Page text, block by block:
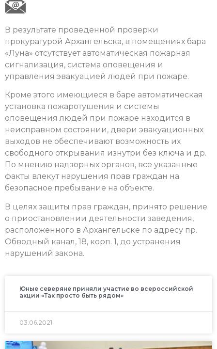
В результате проведенной проверки
прокуратурой Архангельска, в помещениях бара
«Луна» отсутствует автоматическая пожарная
сигнализация, система оповещения и
управления эвакуацией людей при пожаре.
Кроме этого имеющиеся в баре автоматическая
установка пожаротушения и системы
оповещения людей при пожаре находится в
неисправном состоянии, двери эвакуационных
выходов не обеспечивают возможность их
свободного открывания изнутри без ключа и др.
По мнению надзорных органов, все указанные
факты влекут нарушения прав граждан на
безопасное пребывание на объекте.
В целях защиты прав граждан, принято решение
о приостановлении деятельности заведения,
расположенного в Архангельске по адресу пр.
Обводный канал, 18, корп. 1, до устранения
нарушений закона.
Юные северяне приняли участие во всероссийской
акции «Так просто быть рядом»
03.06.2021